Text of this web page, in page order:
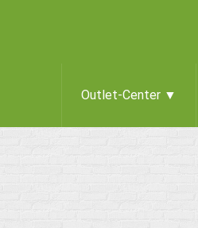
Outlet-Center ▼